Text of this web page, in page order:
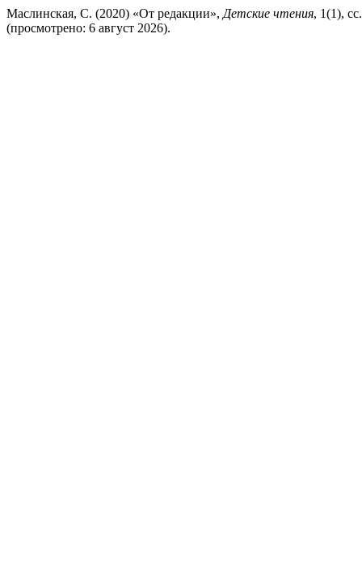
Маслинская, С. (2020) «От редакции», Детские чтения, 1(1),
(просмотрено: 6 август 2026).